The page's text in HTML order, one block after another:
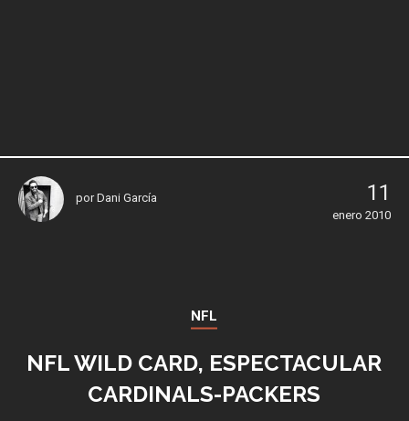
porDani García 11
enero 2010
NFL
NFL WILD CARD, ESPECTACULAR
CARDINALS-PACKERS